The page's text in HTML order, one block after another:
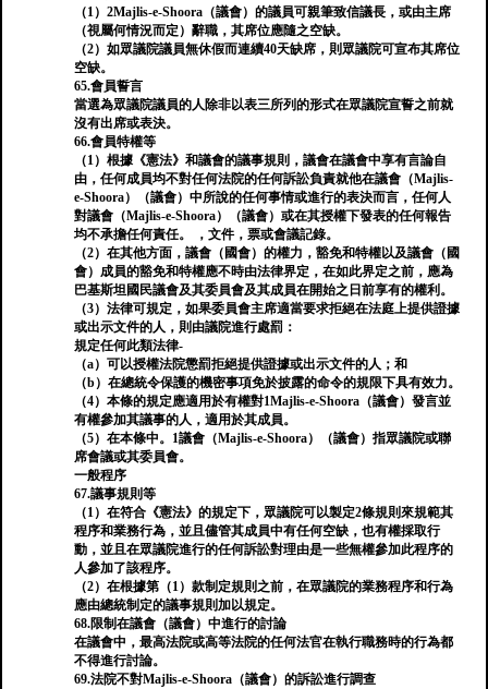
（1）2Majlis-e-Shoora（議會）的議員可親筆致信議長，或由主席
（視屬何情況而定）辭職，其席位應隨之空缺。
（2）如眾議院議員無休假而連續40天缺席，則眾議院可宣布其席位
空缺。
65.會員誓言
當選為眾議院議員的人除非以表三所列的形式在眾議院宣誓之前就
沒有出席或表決。
66.會員特權等
（1）根據《憲法》和議會的議事規則，議會在議會中享有言論自
由，任何成員均不對任何法院的任何訴訟負責就他在議會（Majlis-
e-Shoora）（議會）中所說的任何事情或進行的表決而言，任何人
對議會（Majlis-e-Shoora）（議會）或在其授權下發表的任何報告
均不承擔任何責任。 ，文件，票或會議記錄。
（2）在其他方面，議會（國會）的權力，豁免和特權以及議會（國
會）成員的豁免和特權應不時由法律界定，在如此界定之前，應為
巴基斯坦國民議會及其委員會及其成員在開始之日前享有的權利。
（3）法律可規定，如果委員會主席適當要求拒絕在法庭上提供證據
或出示文件的人，則由議院進行處罰：
規定任何此類法律-
（a）可以授權法院懲罰拒絕提供證據或出示文件的人；和
（b）在總統令保護的機密事項免於披露的命令的規限下具有效力。
（4）本條的規定應適用於有權對1Majlis-e-Shoora（議會）發言並
有權參加其議事的人，適用於其成員。
（5）在本條中。1議會（Majlis-e-Shoora）（議會）指眾議院或聯
席會議或其委員會。
一般程序
67.議事規則等
（1）在符合《憲法》的規定下，眾議院可以製定2條規則來規範其
程序和業務行為，並且儘管其成員中有任何空缺，也有權採取行
動，並且在眾議院進行的任何訴訟對理由是一些無權參加此程序的
人參加了該程序。
（2）在根據第（1）款制定規則之前，在眾議院的業務程序和行為
應由總統制定的議事規則加以規定。
68.限制在議會（議會）中進行的討論
在議會中，最高法院或高等法院的任何法官在執行職務時的行為都
不得進行討論。
69.法院不對Majlis-e-Shoora（議會）的訴訟進行調查